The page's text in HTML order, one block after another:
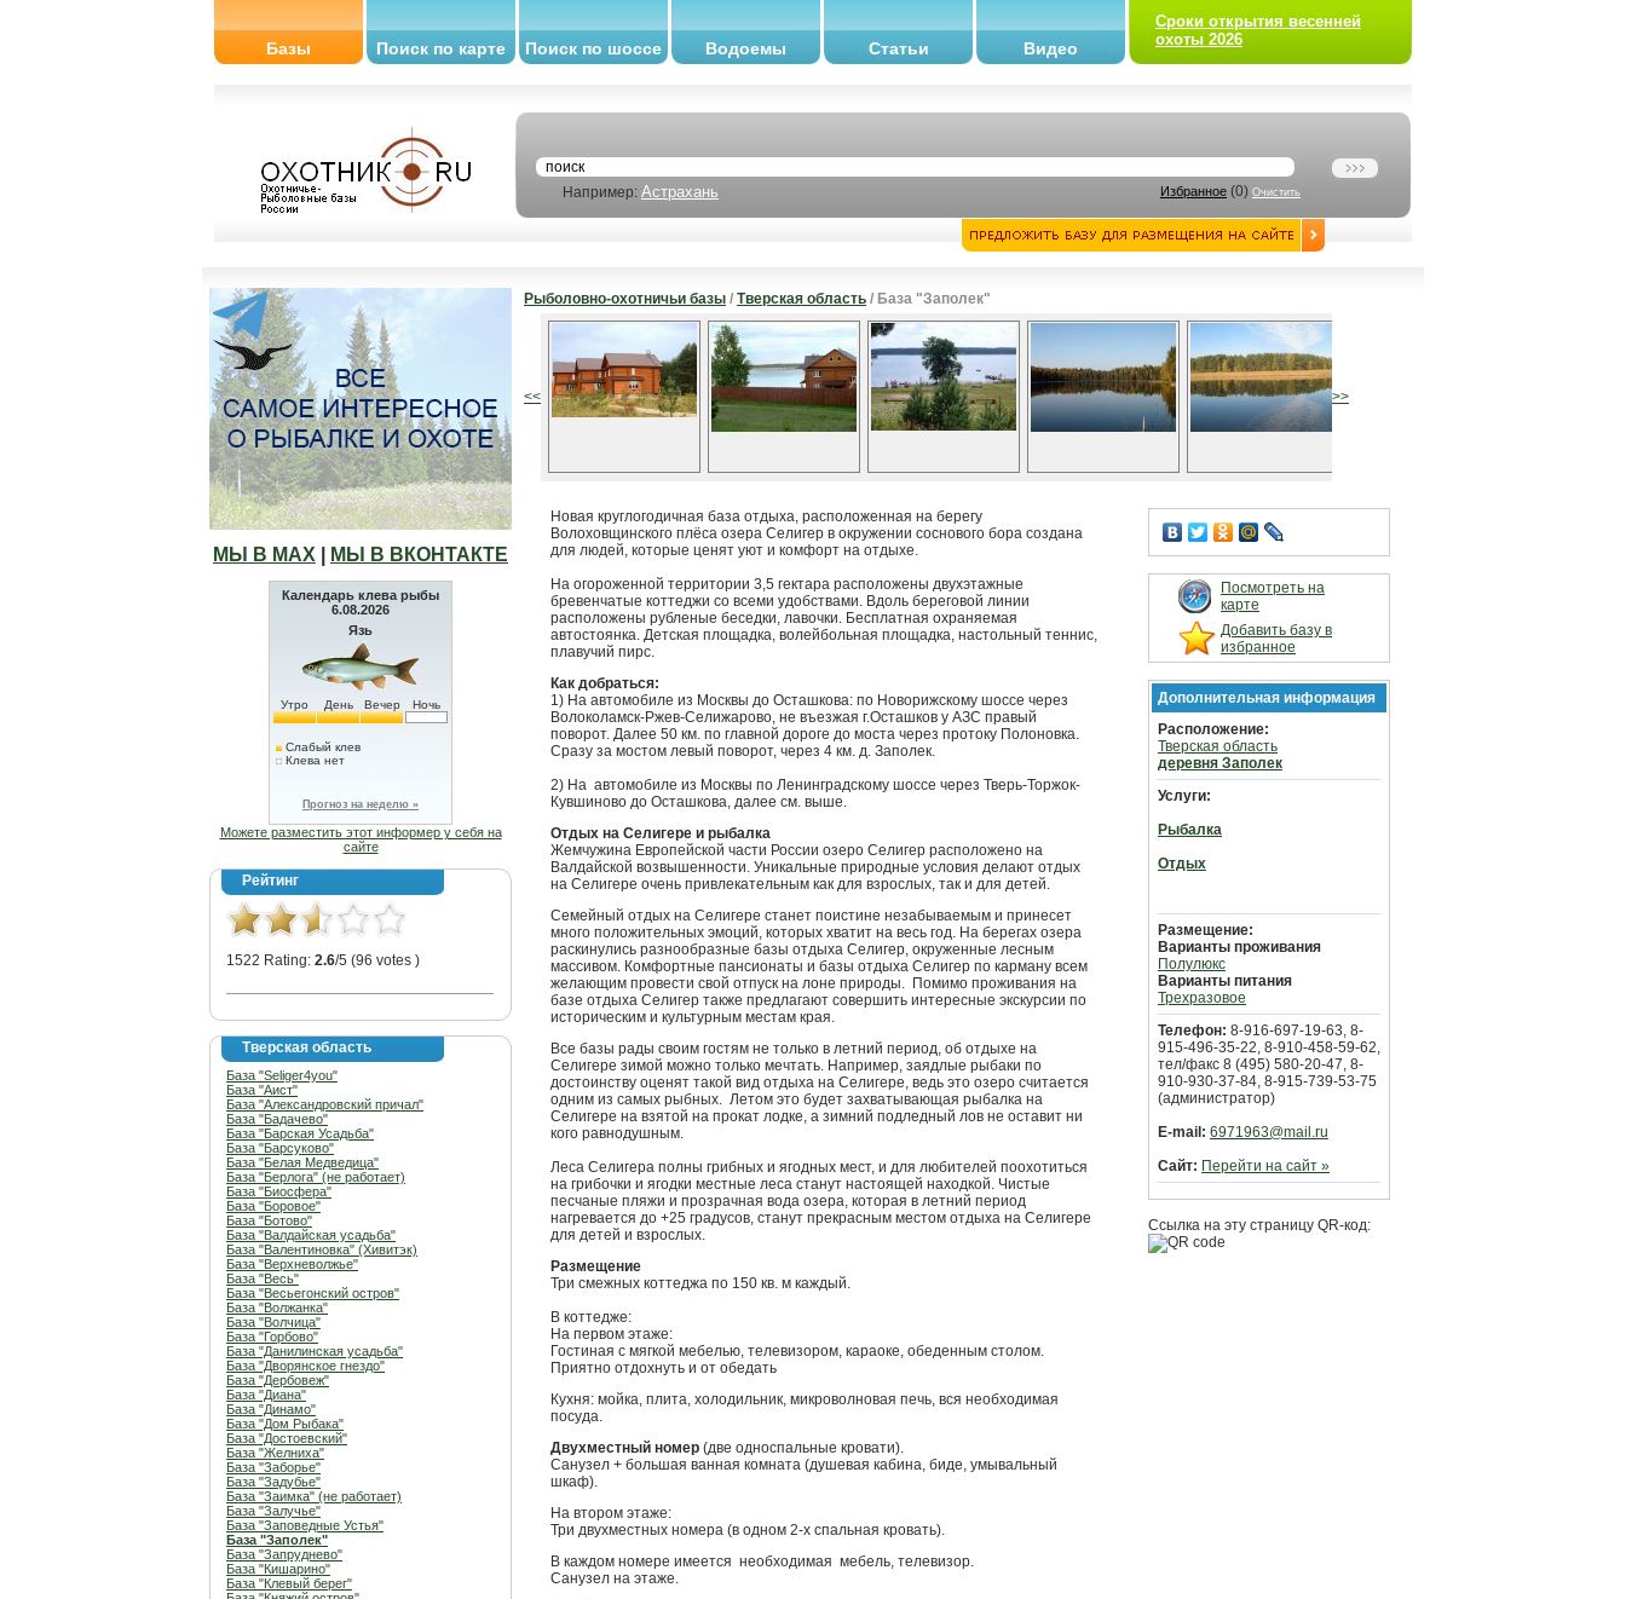
Базы Поиск по карте Поиск по шоссе Водоемы Статьи Видео
Сроки открытия весенней
охоты 2026
Например: Астрахань Избранное (0) Очистить
МЫ В МАХ МЫ В ВКОНТАКТЕ
Календарь клева рыбы
6.08.2026
Язь
Утро День Вечер Ночь
Слабый клев
Клева нет
Прогноз на неделю »
Можете разместить этот информер у себя на
сайте
Рейтинг
1522 Rating: 2.6/5 (96 votes )
Тверская область
База "Seliger4you"
База "Аист"
База "Александровский причал"
База "Бадачево"
База "Барская Усадьба"
База "Барсуково"
База "Белая Медведица"
База "Берлога" (не работает)
База "Биосфера"
База "Боровое"
База "Ботово"
База "Валдайская усадьба"
База "Валентиновка" (Хивитэк)
База "Верхневолжье"
База "Весь"
База "Весьегонский остров"
База "Волжанка"
База "Волчица"
База "Горбово"
База "Данилинская усадьба"
База "Дворянское гнездо"
База "Дербовеж"
База "Диана"
База "Динамо"
База "Дом Рыбака"
База "Достоевский"
База "Желниха"
База "Заборье"
База "Задубье"
База "Заимка" (не работает)
База "Залучье"
База "Заповедные Устья"
База "Заполек"
База "Запруднево"
База "Кишарино"
База "Клевый берег"
Рыболовно-охотничьи базы / Тверская область / База "Заполек"
<< >>
Новая круглогодичная база отдыха, расположенная на берегу
Волоховщинского плёса озера Селигер в окружении соснового бора создана
для людей, которые ценят уют и комфорт на отдыхе.
На огороженной территории 3,5 гектара расположены двухэтажные
бревенчатые коттеджи со всеми удобствами. Вдоль береговой линии
расположены рубленые беседки, лавочки. Бесплатная охраняемая
автостоянка. Детская площадка, волейбольная площадка, настольный теннис,
плавучий пирс.
Как добраться:
1) На автомобиле из Москвы до Осташкова: по Новорижскому шоссе через
Волоколамск-Ржев-Селижарово, не въезжая г.Осташков у АЗС правый
поворот. Далее 50 км. по главной дороге до моста через протоку Полоновка.
Сразу за мостом левый поворот, через 4 км. д. Заполек.
2) На автомобиле из Москвы по Ленинградскому шоссе через Тверь-Торжок-
Кувшиново до Осташкова, далее см. выше.
Отдых на Селигере и рыбалка
Жемчужина Европейской части России озеро Селигер расположено на
Валдайской возвышенности. Уникальные природные условия делают отдых
на Селигере очень привлекательным как для взрослых, так и для детей.
Семейный отдых на Селигере станет поистине незабываемым и принесет
много положительных эмоций, которых хватит на весь год. На берегах озера
раскинулись разнообразные базы отдыха Селигер, окруженные лесным
массивом. Комфортные пансионаты и базы отдыха Селигер по карману всем
желающим провести свой отпуск на лоне природы. Помимо проживания на
базе отдыха Селигер также предлагают совершить интересные экскурсии по
историческим и культурным местам края.
Все базы рады своим гостям не только в летний период, об отдыхе на
Селигере зимой можно только мечтать. Например, заядлые рыбаки по
достоинству оценят такой вид отдыха на Селигере, ведь это озеро считается
одним из самых рыбных. Летом это будет захватывающая рыбалка на
Селигере на взятой на прокат лодке, а зимний подледный лов не оставит ни
кого равнодушным.
Леса Селигера полны грибных и ягодных мест, и для любителей поохотиться
на грибочки и ягодки местные леса станут настоящей находкой. Чистые
песчаные пляжи и прозрачная вода озера, которая в летний период
нагревается до +25 градусов, станут прекрасным местом отдыха на Селигере
для детей и взрослых.
Размещение
Три смежных коттеджа по 150 кв. м каждый.
В коттедже:
На первом этаже:
Гостиная с мягкой мебелью, телевизором, караоке, обеденным столом.
Приятно отдохнуть и от обедать
Кухня: мойка, плита, холодильник, микроволновая печь, вся необходимая
посуда.
Двухместный номер (две односпальные кровати).
Санузел + большая ванная комната (душевая кабина, биде, умывальный
шкаф).
На втором этаже:
Три двухместных номера (в одном 2-х спальная кровать).
В каждом номере имеется необходимая мебель, телевизор.
Санузел на этаже.
Посмотреть на
карте
Добавить базу в
избранное
Дополнительная информация
Расположение:
Тверская область
деревня Заполек
Услуги:
Рыбалка
Отдых
Размещение:
Варианты проживания
Полулюкс
Варианты питания
Трехразовое
Телефон: 8-916-697-19-63, 8-
915-496-35-22, 8-910-458-59-62,
тел/факс 8 (495) 580-20-47, 8-
910-930-37-84, 8-915-739-53-75
(администратор)
E-mail: 6971963@mail.ru
Сайт: Перейти на сайт »
Ссылка на эту страницу QR-код: